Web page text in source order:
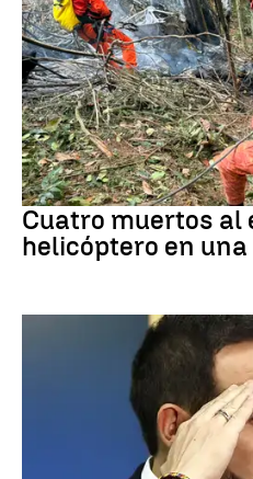
brasil
Cuatro muertos al
helicóptero en